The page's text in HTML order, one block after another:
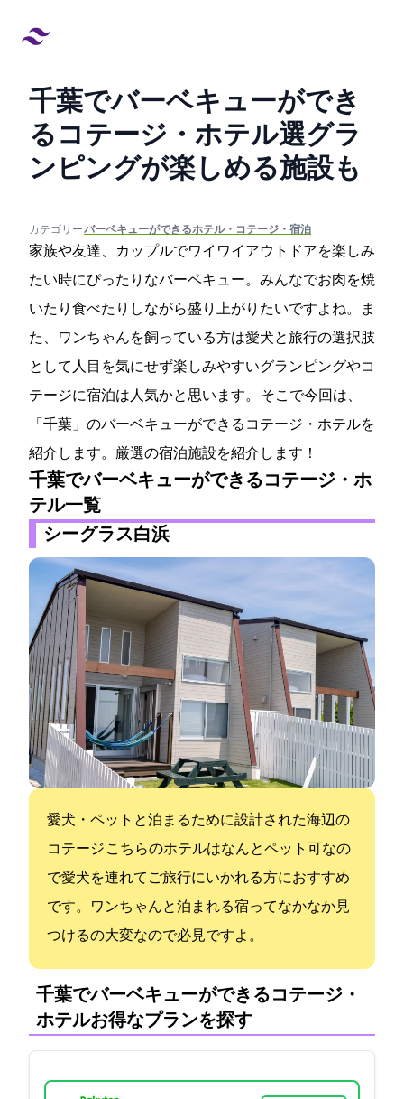
千葉でバーベキューができ
るコテージ・ホテル8選!グラ
ンピングが楽しめる施設も
カテゴリー:#バーベキューができるホテル・コテージ・宿泊
家族や友達、カップルでワイワイアウトドアを楽しみ
たい時にぴったりなバーベキュー。みんなでお肉を焼
いたり食べたりしながら盛り上がりたいですよね。ま
た、ワンちゃんを飼っている方は愛犬と旅行の選択肢
として人目を気にせず楽しみやすいグランピングやコ
テージに宿泊は人気かと思います。 そこで今回は、
「千葉」のバーベキューができるコテージ・ホテルを
紹介します。厳選の宿泊施設を紹介します！
千葉でバーベキューができるコテージ・ホ
テル一覧
シーグラス白浜
愛犬・ペットと泊まるために設計された海辺の
コテージ こちらのホテルはなんとペット可なの
で愛犬を連れてご旅行にいかれる方におすすめ
です。ワンちゃんと泊まれる宿ってなかなか見
つけるの大変なので必見ですよ。
千葉でバーベキューができるコテージ・
ホテル:お得なプランを探す